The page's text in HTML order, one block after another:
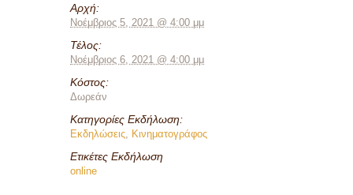
Αρχή:
Νοέμβριος 5, 2021 @ 4:00 μμ
Τέλος:
Νοέμβριος 6, 2021 @ 4:00 μμ
Κόστος:
Δωρεάν
Κατηγορίες Εκδήλωση:
Εκδηλώσεις Κινηματογράφος
Ετικέτες Εκδήλωση
online